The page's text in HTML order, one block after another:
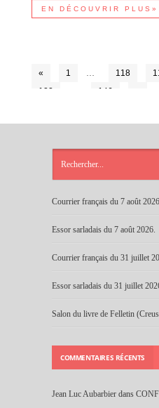
EN DÉCOUVRIR PLUS»
« 1 118
122
146
Courrier français du 7 août 2026.
Essor sarladais du 7 août 2026.
Courrier français du 31 juillet
Essor sarladais du 31 juillet
Salon du livre de Felletin
COMMENTAIRES RÉCENTS
Jean Luc Aubarbier dans